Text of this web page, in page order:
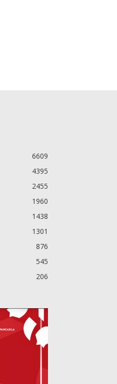
6609
4395
2455
1960
1438
1301
876
545
206